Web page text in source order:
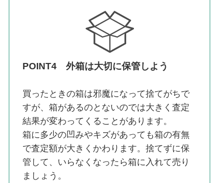
POINT4 外箱は大切に保管しよう
買ったときの箱は邪魔になって捨てがちで
すが、箱があるのとないのでは大きく査定
結果が変わってくることがあります。
箱に多少の凹みやキズがあっても箱の有無
で査定額が大きくかわります。捨てずに保
管して、いらなくなったら箱に入れて売り
ましょう。